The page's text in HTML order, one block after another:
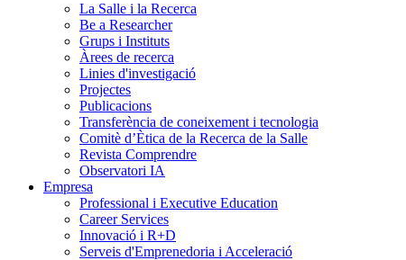
La Salle i la Recerca
Be a Researcher
Grups i Instituts
Àrees de recerca
Linies d'investigació
Projectes
Publicacions
Transferència de coneixement i tecnologia
Comitè d’Ètica de la Recerca de la Salle
Revista Comprendre
Observatori IA
Empresa
Professional i Executive Education
Career Services
Innovació i R+D
Serveis d'Emprenedoria i Acceleració